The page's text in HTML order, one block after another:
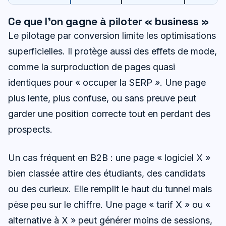
Ce que l’on gagne à piloter « business »
Le pilotage par conversion limite les optimisations
superficielles. Il protège aussi des effets de mode,
comme la surproduction de pages quasi
identiques pour « occuper la SERP ». Une page
plus lente, plus confuse, ou sans preuve peut
garder une position correcte tout en perdant des
prospects.
Un cas fréquent en B2B : une page « logiciel X »
bien classée attire des étudiants, des candidats
ou des curieux. Elle remplit le haut du tunnel mais
pèse peu sur le chiffre. Une page « tarif X » ou «
alternative à X » peut générer moins de sessions,